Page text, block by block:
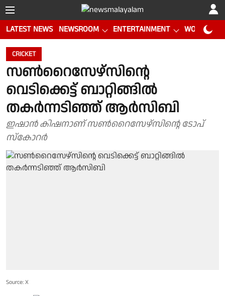
LATEST NEWS NEWSROOM ENTERTAINMENT WORLD CUP
CRICKET
സൺറൈസേഴ്സിൻ്റെ
വെടിക്കെട്ട് ബാറ്റിങ്ങിൽ
തകർന്നടിഞ്ഞ് ആർസിബി
ഇഷാൻ കിഷനാണ് സൺറൈസേഴ്സിൻ്റെ ടോപ്
സ്കോറർ
Source: X